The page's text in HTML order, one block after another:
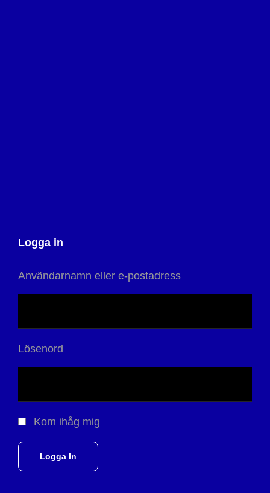
Logga in
Användarnamn eller e-postadress
Lösenord
Kom ihåg mig
Logga In